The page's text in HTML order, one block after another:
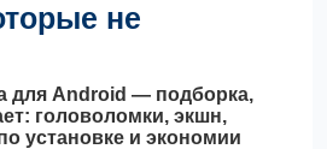
не
для Android — подборка,
головоломки, экшн,
установке и экономии